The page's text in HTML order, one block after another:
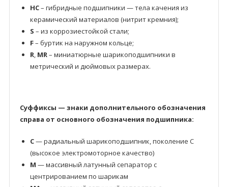
HC– гибридные подшипники — тела качения из
керамический материалов (нитрит кремния);
S – из коррозиестойкой стали;
F– буртик на наружном кольце;
R, MR– миниатюрные шарикоподшипники в
метрический и дюймовых размерах.
Суффиксы — знаки дополнительного обозначения
справа от основного обозначения подшипника:
C— радиальный шарикоподшипник, поколение C
(высокое электромоторное качество)
M — массивный латунный сепаратор с
центрированием по шарикам